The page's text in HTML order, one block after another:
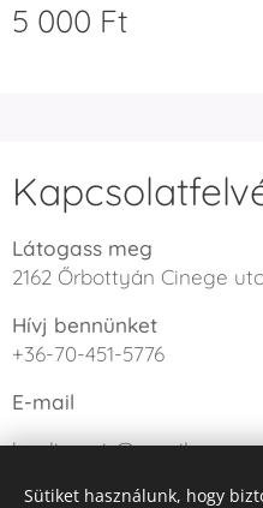
5 000 Ft
Látogass meg
2162 Őrbottyán Cinege
Hívj bennünket
+36-70-451-5776
E-mail
bogligravir@gmail.com
Sütiket használunk, hogy